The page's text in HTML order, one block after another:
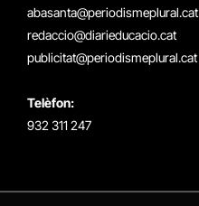
abasanta@periodismeplural.cat
redaccio@diarieducacio.cat
publicitat@periodismeplural.cat
Telèfon:
932 311 247